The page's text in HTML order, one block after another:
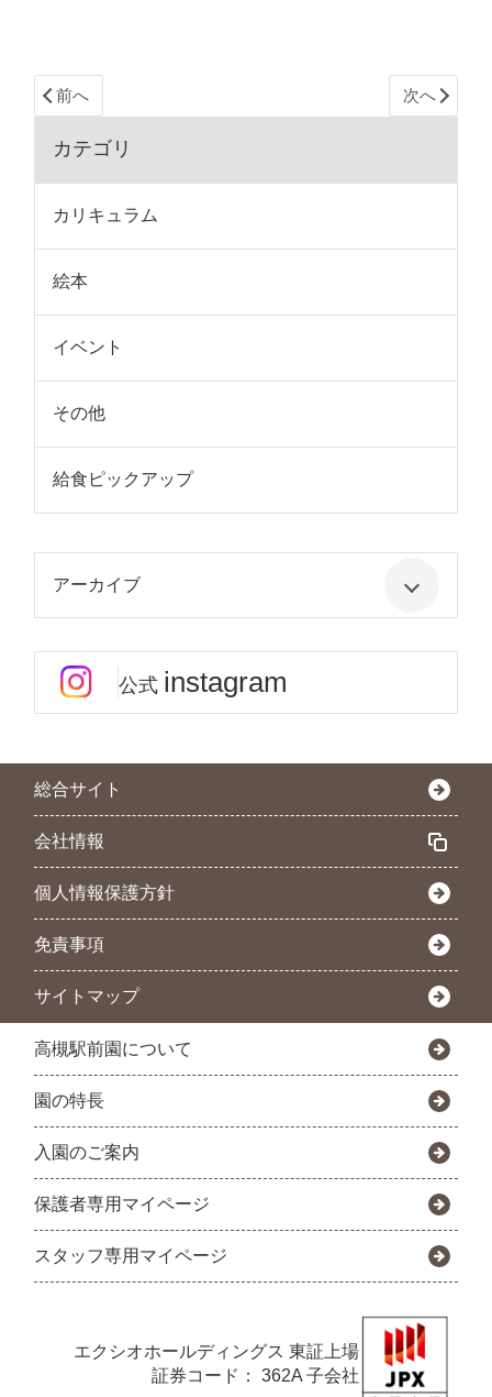
前へ 次へ
カテゴリ
カリキュラム
絵本
イベント
その他
給食ピックアップ
アーカイブ
公式 instagram
総合サイト
会社情報
個人情報保護方針
免責事項
サイトマップ
高槻駅前園について
園の特長
入園のご案内
保護者専用マイページ
スタッフ専用マイページ
エクシオホールディングス 東証上場
証券コード： 362A 子会社